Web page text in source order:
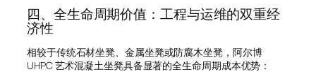
四、全生命周期价值：工程与运维的双重经
济性
相较于传统石材坐凳、金属坐凳或防腐木坐凳，阿尔博
UHPC 艺术混凝土坐凳具备显著的全生命周期成本优势：